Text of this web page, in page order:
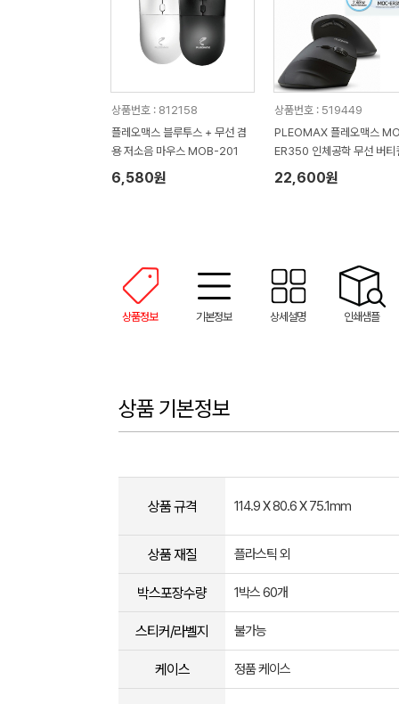
상품번호 : 812158
플레오맥스 블루투스 + 무선 겸
용 저소음 마우스 MOB-201
6,580원
상품번호 : 519449
PLEOMAX 플레오맥스
ER350 인체공학 무선 버티
마우스
22,600원
상품정보 기본정보 상세설명 인쇄샘플
상품 기본정보
상품 규격 114.9 X 80.6 X 75.1mm
상품 재질 플라스틱 외
박스포장수량 1박스 60개
스티커/라벨지 불가능
케이스 정품 케이스